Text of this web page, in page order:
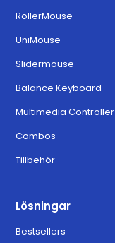
RollerMouse
UniMouse
Slidermouse
Balance Keyboard
Multimedia Controller
Combos
Tillbehör
Lösningar
Bestsellers